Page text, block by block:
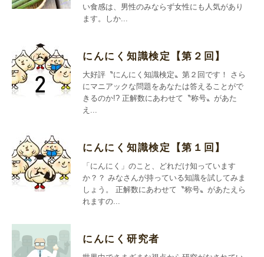
い食感は、男性のみならず女性にも人気があり
ます。しか...
にんにく知識検定【第２回】
大好評〝にんにく知識検定〟第２回です！ さら
にマニアックな問題をあなたは答えることがで
きるのか!? 正解数にあわせて〝称号〟があた
え...
にんにく知識検定【第１回】
「にんにく」のこと、どれだけ知っています
か？？ みなさんが持っている知識を試してみま
しょう。 正解数にあわせて〝称号〟があたえら
れますの...
にんにく研究者